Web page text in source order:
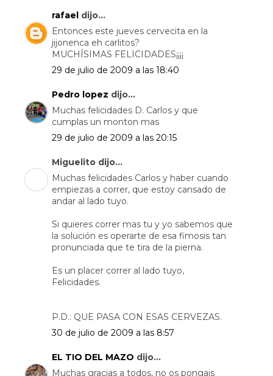
rafael dijo...
Entonces este jueves cervecita en la
jijonenca eh carlitos?
MUCHÍSIMAS FELICIDADES¡¡¡¡
29 de julio de 2009 a las 18:40
Pedro lopez dijo...
Muchas felicidades D. Carlos y que
cumplas un monton mas
29 de julio de 2009 a las 20:15
Miguelito dijo...
Muchas felicidades Carlos y haber cuando
empiezas a correr, que estoy cansado de
andar al lado tuyo.
Si quieres correr mas tu y yo sabemos que
la solución es operarte de esa fimosis tan
pronunciada que te tira de la pierna.
Es un placer correr al lado tuyo,
Felicidades.
P.D.: QUE PASA CON ESAS CERVEZAS.
30 de julio de 2009 a las 8:57
EL TIO DEL MAZO dijo...
Muchas gracias a todos, no os pongais